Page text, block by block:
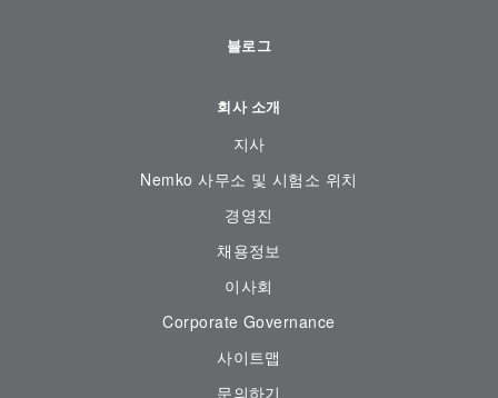
블로그
회사 소개
지사
Nemko 사무소 및 시험소 위치
경영진
채용정보
이사회
Corporate Governance
사이트맵
문의하기